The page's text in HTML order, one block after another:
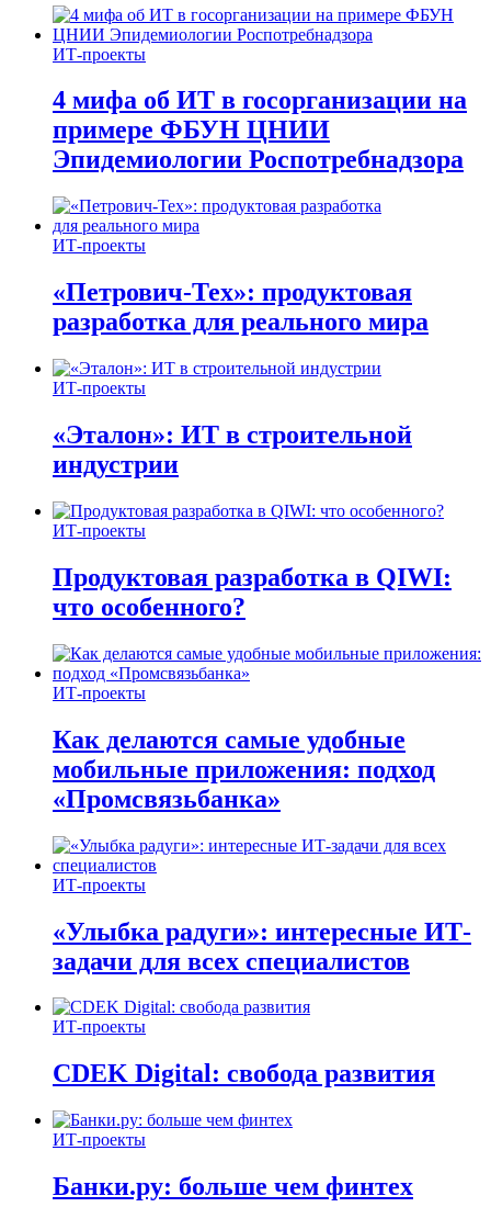
ИТ-проекты
4 мифа об ИТ в госорганизации на
примере ФБУН ЦНИИ
Эпидемиологии Роспотребнадзора
ИТ-проекты
«Петрович-Тех»: продуктовая
разработка для реального мира
ИТ-проекты
«Эталон»: ИТ в строительной
индустрии
ИТ-проекты
Продуктовая разработка в QIWI:
что особенного?
ИТ-проекты
Как делаются самые удобные
мобильные приложения: подход
«Промсвязьбанка»
ИТ-проекты
«Улыбка радуги»: интересные ИТ-
задачи для всех специалистов
ИТ-проекты
CDEK Digital: свобода развития
ИТ-проекты
Банки.ру: больше чем финтех